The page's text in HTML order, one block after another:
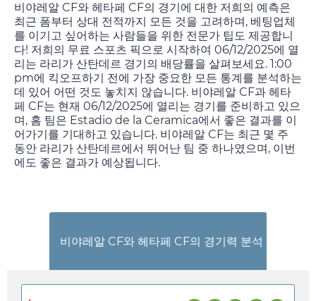
비야레알 CF와 헤타페 CF의 경기에 대한 저희의 예측은
최근 폼부터 상대 전적까지 모든 것을 고려하며, 베팅업체
를 이기고 싶어하는 사람들을 위한 전문가 팁도 제공합니
다! 저희의 무료 스포츠 픽으로 시작하여 06/12/2025에 열
리는 라리가 산탄데르 경기의 배당률을 살펴보세요. 1:00
pm에 킥오프하기 전에 가장 중요한 모든 통계를 분석하는
데 있어 어떤 것도 놓치지 않습니다. 비야레알 CF과 헤타
페 CF는 현재 06/12/2025에 열리는 경기를 준비하고 있으
며, 홈 팀은 Estadio de la Ceramica에서 좋은 결과를 이
어가기를 기대하고 있습니다. 비야레알 CF는 최근 몇 주
동안 라리가 산탄데르에서 뛰어난 팀 중 하나였으며, 이번
에도 좋은 결과가 예상됩니다.
비야레알 CF와 헤타페 CF의 경기력 분석